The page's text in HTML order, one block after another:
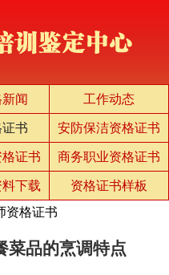
闻 工作动态
书 安防保洁资格证书
证书 商务职业资格证书
下载
资格证书样板
资格证书
菜品的烹调特点